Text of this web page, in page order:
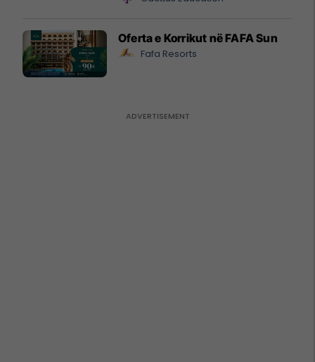
Oferta e Korrikut në FAFA Sun
Fafa Resorts